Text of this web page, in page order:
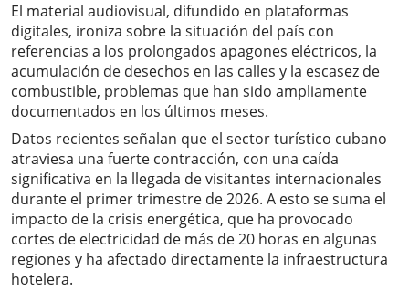
El material audiovisual, difundido en plataformas
digitales, ironiza sobre la situación del país con
referencias a los prolongados apagones eléctricos, la
acumulación de desechos en las calles y la escasez de
combustible, problemas que han sido ampliamente
documentados en los últimos meses.
Datos recientes señalan que el sector turístico cubano
atraviesa una fuerte contracción, con una caída
significativa en la llegada de visitantes internacionales
durante el primer trimestre de 2026. A esto se suma el
impacto de la crisis energética, que ha provocado
cortes de electricidad de más de 20 horas en algunas
regiones y ha afectado directamente la infraestructura
hotelera.